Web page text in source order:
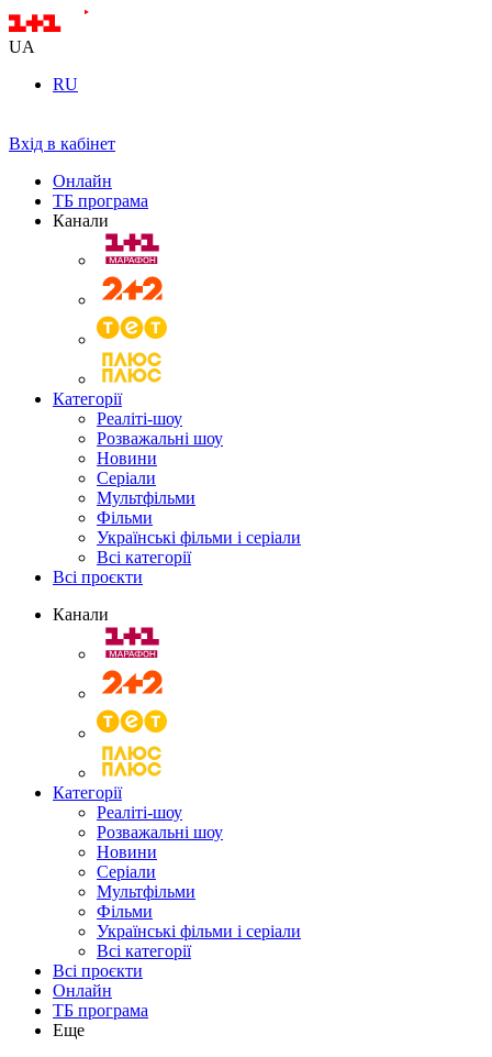
UA
RU
Вхід в кабінет
Онлайн
ТБ програма
Канали
Категорії
Реаліті-шоу
Розважальні шоу
Новини
Серіали
Мультфільми
Фільми
Українські фільми і серіали
Всі категорії
Всі проєкти
Канали
Категорії
Реаліті-шоу
Розважальні шоу
Новини
Серіали
Мультфільми
Фільми
Українські фільми і серіали
Всі категорії
Всі проєкти
Онлайн
ТБ програма
Еще